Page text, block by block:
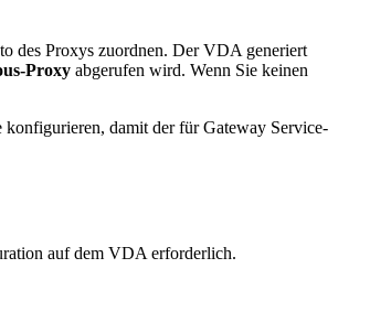
des Proxys zuordnen. Der VDA generiert
Proxy abgerufen wird. Wenn Sie keinen
damit der für Gateway Service-
auf dem VDA erforderlich.